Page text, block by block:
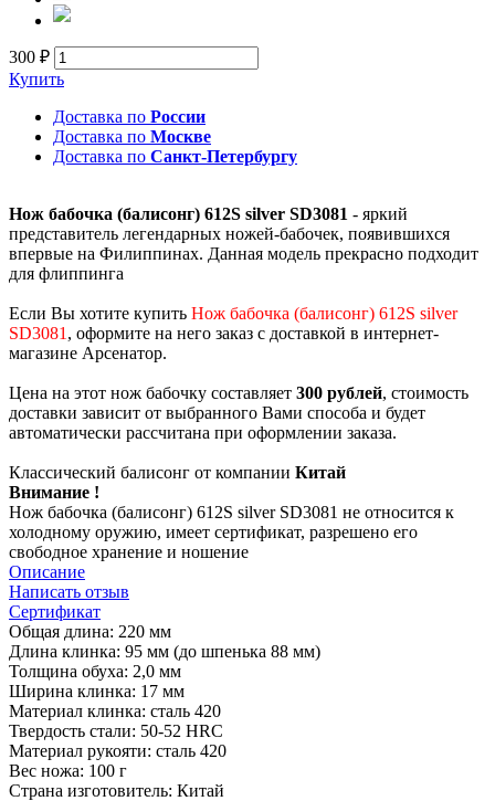
300 ₽
Купить
Доставка по России
Доставка по Москве
Доставка по Санкт-Петербургу
Нож бабочка (балисонг) 612S silver SD3081 - яркий
представитель легендарных ножей-бабочек, появившихся
впервые на Филиппинах. Данная модель прекрасно подходит
для флиппинга
Если Вы хотите купить Нож бабочка (балисонг) 612S silver
SD3081 , оформите на него заказ с доставкой в интернет-
магазине Арсенатор.
Цена на этот нож бабочку составляет 300 рублей, стоимость
доставки зависит от выбранного Вами способа и будет
автоматически рассчитана при оформлении заказа.
Классический балисонг от компании Китай
Внимание !
Нож бабочка (балисонг) 612S silver SD3081 не относится к
холодному оружию, имеет сертификат, разрешено его
свободное хранение и ношение
Описание
Написать отзыв
Сертификат
Общая длина: 220 мм
Длина клинка: 95 мм (до шпенька 88 мм)
Толщина обуха: 2,0 мм
Ширина клинка: 17 мм
Материал клинка: сталь 420
Твердость стали: 50-52 HRC
Материал рукояти: сталь 420
Вес ножа: 100 г
Страна изготовитель: Китай